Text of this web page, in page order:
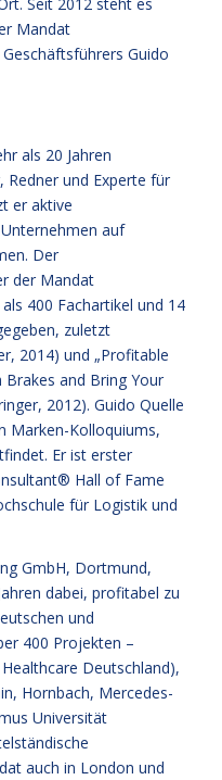
Mandat
Guido
als 20 Jahren
und Experte für
er aktive
auf
Der
der Mandat
400 Fachartikel und 14
zuletzt
2014) und „Profitable
and Bring Your
2012). Guido Quelle
Marken-Kolloquiums,
Er ist erster
Hall of Fame
für Logistik und
GmbH, Dortmund,
dabei, profitabel zu
und
400 Projekten –
Deutschland),
Hornbach, Mercedes-
Universität
auch in London und